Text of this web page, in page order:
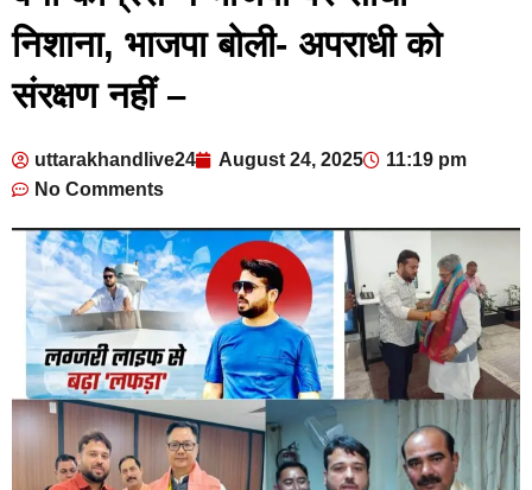
निशाना, भाजपा बोली- अपराधी को
संरक्षण नहीं –
uttarakhandlive24 August 24, 2025
11:19 pm
No Comments